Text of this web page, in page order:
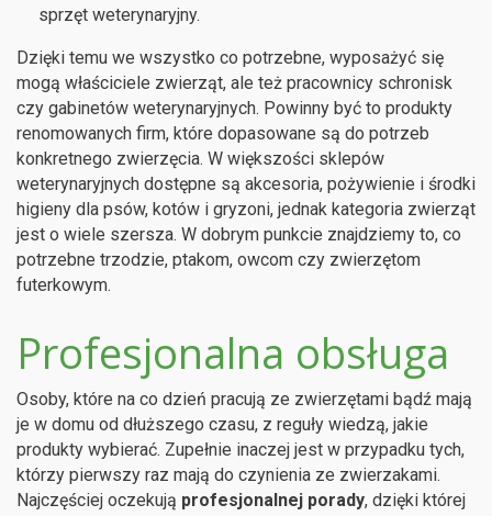
sprzęt weterynaryjny.
Dzięki temu we wszystko co potrzebne, wyposażyć się
mogą właściciele zwierząt, ale też pracownicy schronisk
czy gabinetów weterynaryjnych. Powinny być to produkty
renomowanych firm, które dopasowane są do potrzeb
konkretnego zwierzęcia. W większości sklepów
weterynaryjnych dostępne są akcesoria, pożywienie i środki
higieny dla psów, kotów i gryzoni, jednak kategoria zwierząt
jest o wiele szersza. W dobrym punkcie znajdziemy to, co
potrzebne trzodzie, ptakom, owcom czy zwierzętom
futerkowym.
Profesjonalna obsługa
Osoby, które na co dzień pracują ze zwierzętami bądź mają
je w domu od dłuższego czasu, z reguły wiedzą, jakie
produkty wybierać. Zupełnie inaczej jest w przypadku tych,
którzy pierwszy raz mają do czynienia ze zwierzakami.
Najczęściej oczekują profesjonalnej porady, dzięki której